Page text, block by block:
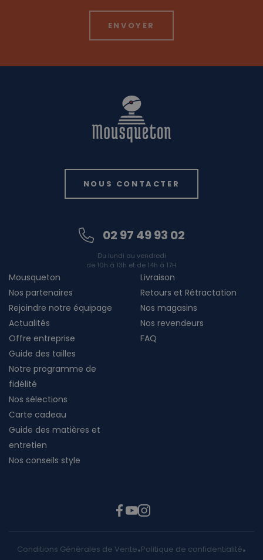
NOUS CONTACTER
02 97 49 93 02
Du lundi au vendredi
de 10h à 13h et de 14h à 17H
Mousqueton
Nos partenaires
Rejoindre notre équipage
Actualités
Offre entreprise
Livraison
Retours et Rétractation
Nos magasins
Nos revendeurs
FAQ
Guide des tailles
Notre programme de
fidélité
Nos sélections
Carte cadeau
Guide des matières et
entretien
Nos conseils style
Conditions Générales de Vente Politique de confidentialité